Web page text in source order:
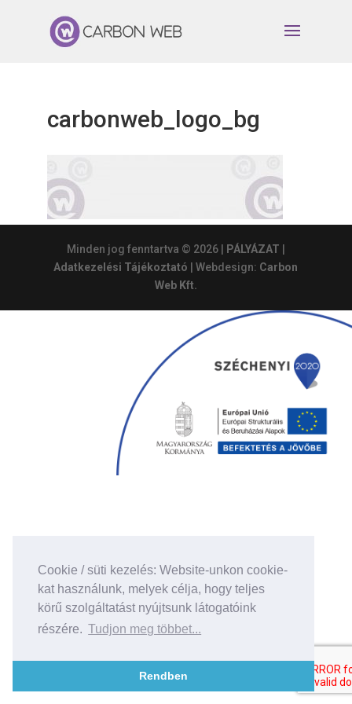
Cookie / süti kezelés: Website-unkon cookie-
kat használunk, melyek célja, hogy teljes
körű szolgáltatást nyújtsunk látogatóink
részére. Tudjon meg többet...
Rendben
carbonweb_logo_bg
Minden jog fenntartva © 2026 | PÁLYÁZAT
Adatkezelési Tájékoztató | Webdesign: Carbon
Web Kft.